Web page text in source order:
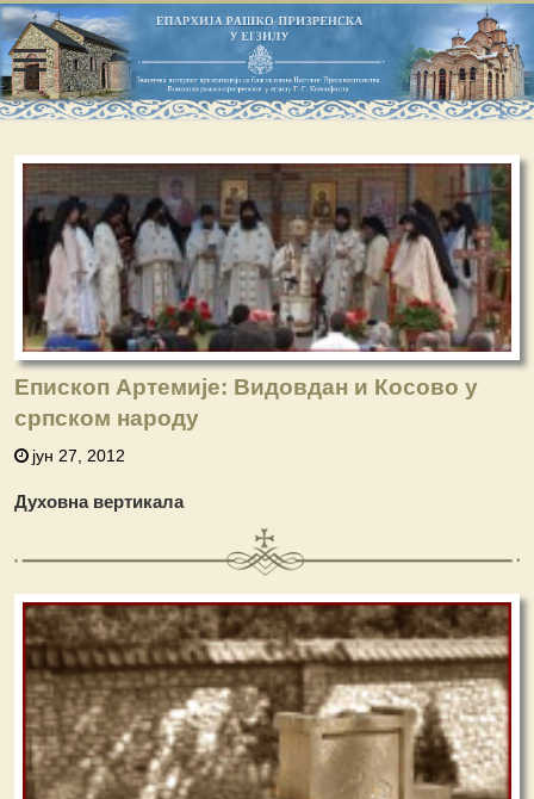
Епископ Артемије: Видовдан и Косово у
српском народу
јун 27, 2012
Духовна вертикала